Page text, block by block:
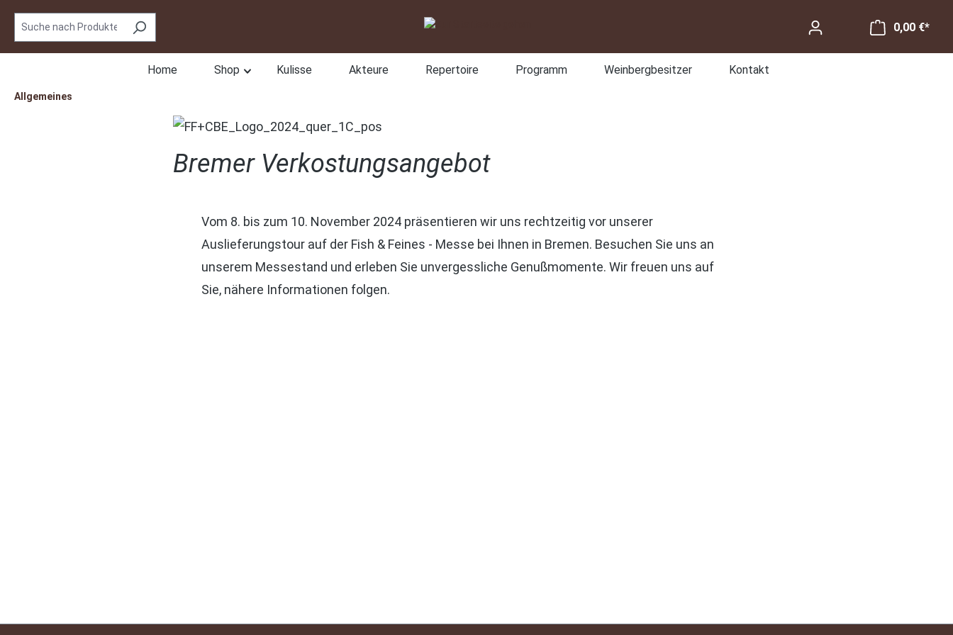
springen Zur Hauptnavigation springen
0,00 €*
Home Shop Kulisse Akteure Repertoire Programm Weinbergbesitzer Kontakt
Allgemeines
Bremer Verkostungsangebot
Vom 8. bis zum 10. November 2024 präsentieren wir uns rechtzeitig vor unserer
Auslieferungstour auf der Fish & Feines - Messe bei Ihnen in Bremen. Besuchen Sie uns an
unserem Messestand und erleben Sie unvergessliche Genußmomente. Wir freuen uns auf
Sie, nähere Informationen folgen.